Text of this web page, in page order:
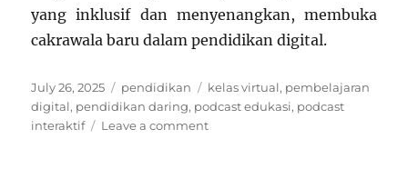
yang inklusif dan menyenangkan, membuka
cakrawala baru dalam pendidikan digital.
Posted
on
July 26, 2025 Categories
pendidikan Tags
kelas virtual, pembelajaran
digital, pendidikan daring, podcast edukasi, podcast
interaktif
Leave a commenton